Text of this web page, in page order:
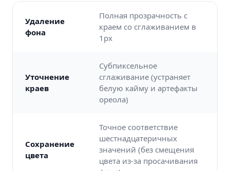
Удаление
фона
Полная прозрачность с
краем со сглаживанием в
1px
Уточнение
краев
Субпиксельное
сглаживание (устраняет
белую кайму и артефакты
ореола)
Сохранение
цвета
Точное соответствие
шестнадцатеричных
значений (без смещения
цвета из-за просачивания